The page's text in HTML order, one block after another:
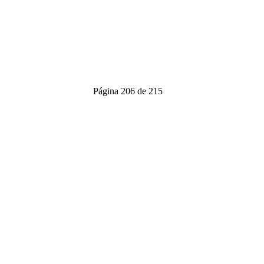
Página 206 de 215